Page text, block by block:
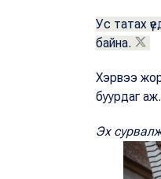
Ус татах
байна.
Хэрвээ
буурдаг аж.
Эх